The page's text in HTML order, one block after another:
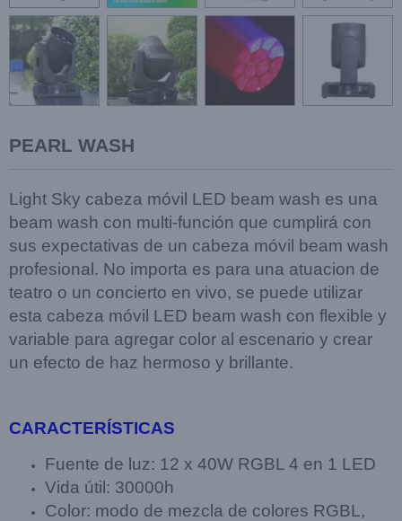
PEARL WASH
Light Sky cabeza móvil LED beam wash es una
beam wash con multi-función que cumplirá con
sus expectativas de un cabeza móvil beam wash
profesional. No importa es para una atuacion de
teatro o un concierto en vivo, se puede utilizar
esta cabeza móvil LED beam wash con flexible y
variable para agregar color al escenario y crear
un efecto de haz hermoso y brillante.
CARACTERÍSTICAS
Fuente de luz: 12 x 40W RGBL 4 en 1 LED
Vida útil: 30000h
Color: modo de mezcla de colores RGBL,